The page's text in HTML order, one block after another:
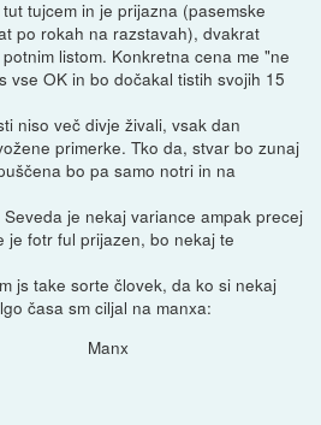
tujcem in je prijazna (pasemske
po rokah na razstavah), dvakrat
listom. Konkretna cena me "ne
vse OK in bo dočakal tistih svojih 15
niso več divje živali, vsak dan
primerke. Tko da, stvar bo zunaj
bo pa samo notri in na
je nekaj variance ampak precej
je fotr ful prijazen, bo nekaj te
js take sorte človek, da ko si nekaj
časa sm ciljal na manxa:
Manx